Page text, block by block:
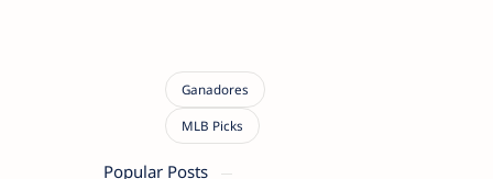
Popular Posts